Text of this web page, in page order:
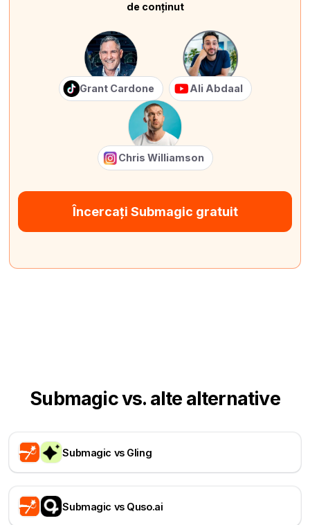
de conținut
Grant Cardone Ali Abdaal
Chris Williamson
Încercați Submagic gratuit
Submagic vs. alte alternative
Submagic vs Gling
Submagic vs Quso.ai